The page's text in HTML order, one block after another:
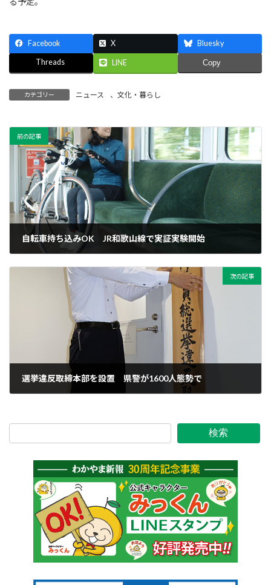
Facebook X Bluesky
Threads LINE Copy
カテゴリー ニュース 、 文化・暮らし
前の記事
自転車持ち込みOK JR和歌山線で実証実験開始
次の記事
選挙違反取締本部を設置 県警が1600人態勢で
検索